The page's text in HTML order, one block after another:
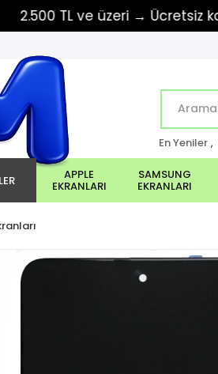
TL ve üzeri → Ücretsiz kargo
En Yeniler ,
APPLE
EKRANLARI
SAMSUNG
EKRANLARI